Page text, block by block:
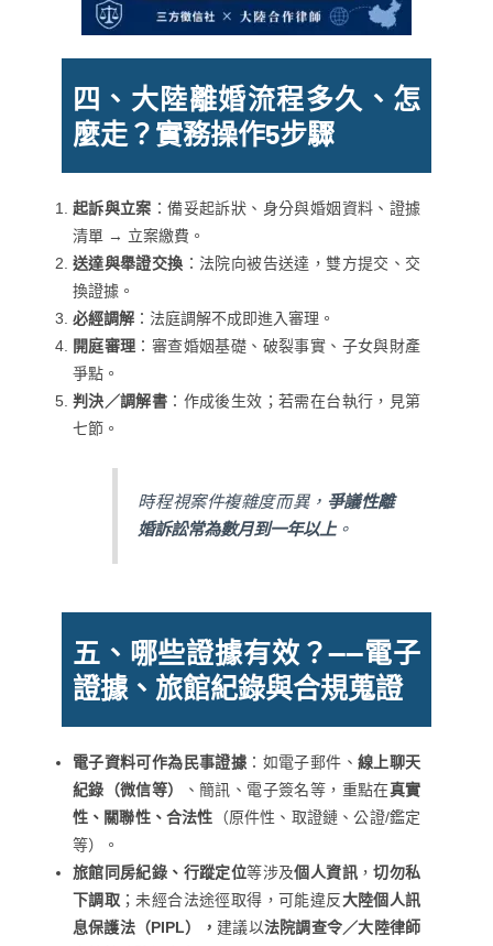
四、大陸離婚流程多久、怎
麼走？實務操作5步驟
起訴與立案 ：備妥起訴狀、身分與婚姻資料、證據
清單 → 立案繳費。
送達與舉證交換 ：法院向被告送達，雙方提交、交
換證據。
必經調解：法庭調解不成即進入審理。
開庭審理 ：審查婚姻基礎、破裂事實、子女與財產
爭點。
判決／調解書 ：作成後生效；若需在台執行，見第
七節。
時程視案件複雜度而異， 爭議性離
婚訴訟常為數月到一年以上。
五、哪些證據有效？——電子
證據、旅館紀錄與合規蒐證
電子資料可作為民事證據 ：如電子郵件、 線上聊天
紀錄（微信等）
、簡訊、電子簽名等，重點在真實
性、關聯性、合法性 （原件性、取證鏈、公證/鑑定
等）。
旅館同房紀錄、行蹤定位等涉及個人資訊 ，切勿私
下調取 ；未經合法途徑取得，可能違反大陸個人訊
息保護法（PIPL）， 建議以法院調查令／大陸律師